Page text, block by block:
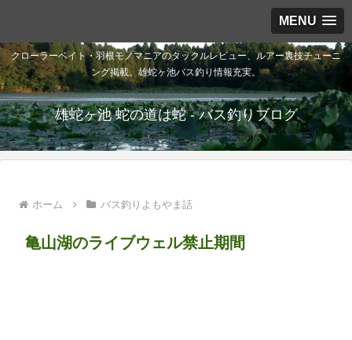
MENU
クローラーベイト・羽根モノマニアのタックルレビュー、ルアー裏技チューニ
ング掲載。雄蛇ヶ池バス釣り情報充実。
雄蛇ヶ池 蛇の道は蛇 - バス釣りブログ
ホーム バス釣りよもやま話
亀山湖のライブウェル禁止期間